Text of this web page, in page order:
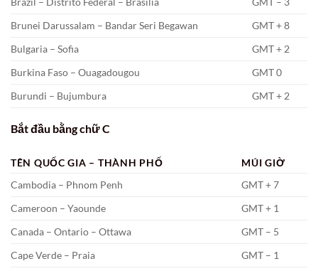
Brunei Darussalam – Bandar Seri Begawan
GMT + 8
Bulgaria – Sofia
GMT + 2
Burkina Faso – Ouagadougou
GMT 0
Burundi – Bujumbura
GMT + 2
Bắt đầu bằng chữ C
TÊN QUỐC GIA – THÀNH PHỐ
MÚI GIỜ
Cambodia – Phnom Penh
GMT + 7
Cameroon – Yaounde
GMT + 1
Canada – Ontario – Ottawa
GMT – 5
Cape Verde – Praia
GMT – 1